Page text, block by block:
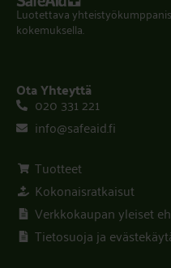
Luotettava
kokemuksella.
Ota Yhteyttä
020 331 221
info@safeaid.fi
Tuotteet
Kokonaisratkaisut
Verkkokaupan yleiset
Tietosuoja ja